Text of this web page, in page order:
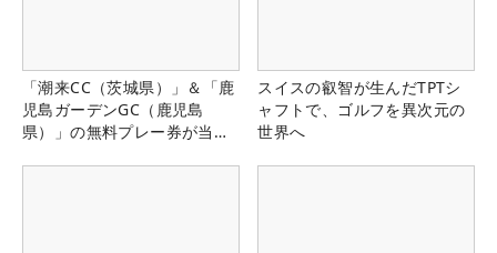
「潮来CC（茨城県）」＆「鹿
児島ガーデンGC（鹿児島
県）」の無料プレー券が当た
スイスの叡智が生んだTPTシ
ャフトで、ゴルフを異次元の
世界へ